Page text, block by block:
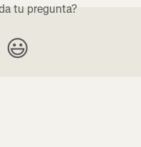
tu pregunta?
😃